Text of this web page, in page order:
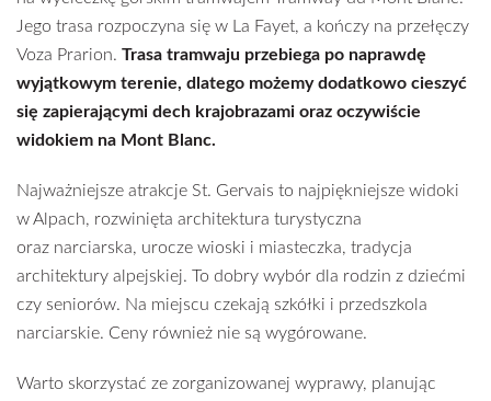
Jego trasa rozpoczyna się w La Fayet, a kończy na przełęczy
Voza Prarion. Trasa tramwaju przebiega po naprawdę
wyjątkowym terenie, dlatego możemy dodatkowo cieszyć
się zapierającymi dech krajobrazami oraz oczywiście
widokiem na Mont Blanc.
Najważniejsze atrakcje St. Gervais to najpiękniejsze widoki
w Alpach, rozwinięta architektura turystyczna
oraz narciarska, urocze wioski i miasteczka, tradycja
architektury alpejskiej. To dobry wybór dla rodzin z dziećmi
czy seniorów. Na miejscu czekają szkółki i przedszkola
narciarskie. Ceny również nie są wygórowane.
Warto skorzystać ze zorganizowanej wyprawy, planując